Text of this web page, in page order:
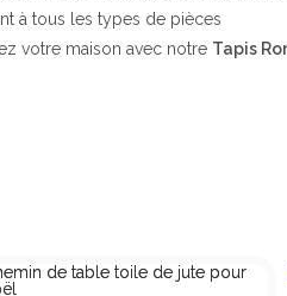
à tous les types de pièces
votre maison avec notre Tapis